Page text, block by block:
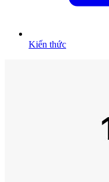
Kiến thức